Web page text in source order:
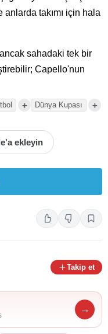
takımı için hala
sahadaki tek bir
Capello'nun
+ Dünya Kupası +
ekleyin
Takip et
→